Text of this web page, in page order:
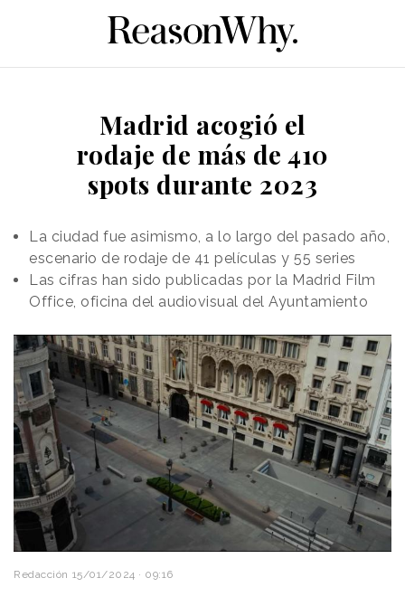
Madrid acogió el
rodaje de más de 410
spots durante 2023
La ciudad fue asimismo, a lo largo del pasado año,
escenario de rodaje de 41 películas y 55 series
Las cifras han sido publicadas por la Madrid Film
Office, oficina del audiovisual del Ayuntamiento
Redacción 15/01/2024 · 09:16